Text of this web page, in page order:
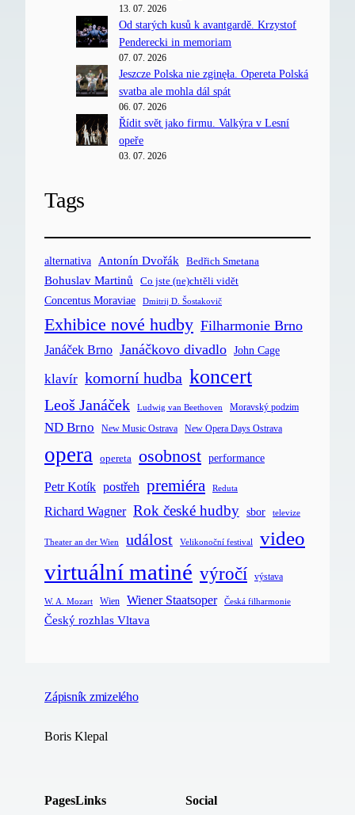
13. 07. 2026
Od starých kusů k avantgardě. Krzystof
Penderecki in memoriam
07. 07. 2026
Jeszcze Polska nie zginęła. Opereta Polská
svatba ale mohla dál spát
06. 07. 2026
Řídit svět jako firmu. Valkýra v Lesní
opeře
03. 07. 2026
Tags
alternativa Antonín Dvořák Bedřich Smetana
Bohuslav Martinů Co jste (ne)chtěli vidět
Concentus Moraviae Dmitrij D. Šostakovič
Exhibice nové hudby Filharmonie Brno
Janáček Brno Janáčkovo divadlo John Cage
klavír komorní hudba koncert
Leoš Janáček Ludwig van Beethoven Moravský podzim
ND Brno New Music Ostrava New Opera Days Ostrava
opera opereta osobnost performance
Petr Kotík postřeh premiéra Reduta
Richard Wagner Rok české hudby sbor televize
Theater an der Wien událost Velikonoční festival video
virtuální matiné výročí výstava
W. A. Mozart Wien Wiener Staatsoper Česká filharmonie
Český rozhlas Vltava
Zápisník zmizelého
Boris Klepal
PagesLinks Social